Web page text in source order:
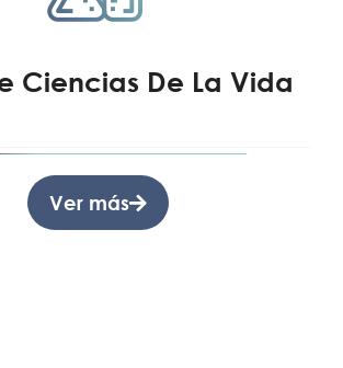
Ciencias De La Vida
Ver más